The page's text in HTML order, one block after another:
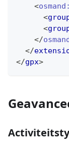
<osmand:
<
<
</
</
</gpx>